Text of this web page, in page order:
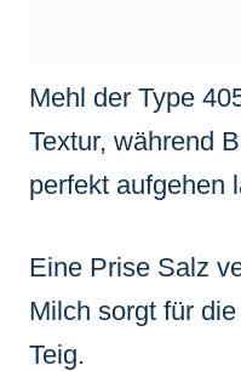
Mehl der Type
Textur, während
perfekt aufgehen
Eine Prise Salz
Milch sorgt für
Teig.